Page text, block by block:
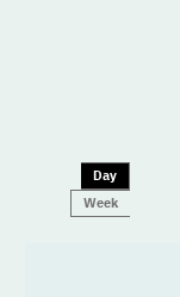
Day
Week